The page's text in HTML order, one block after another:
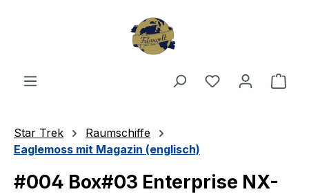
Du hast 0
Star Trek
Raumschiffe
Eaglemoss mit Magazin (englisch)
#004 Box#03 Enterprise NX-